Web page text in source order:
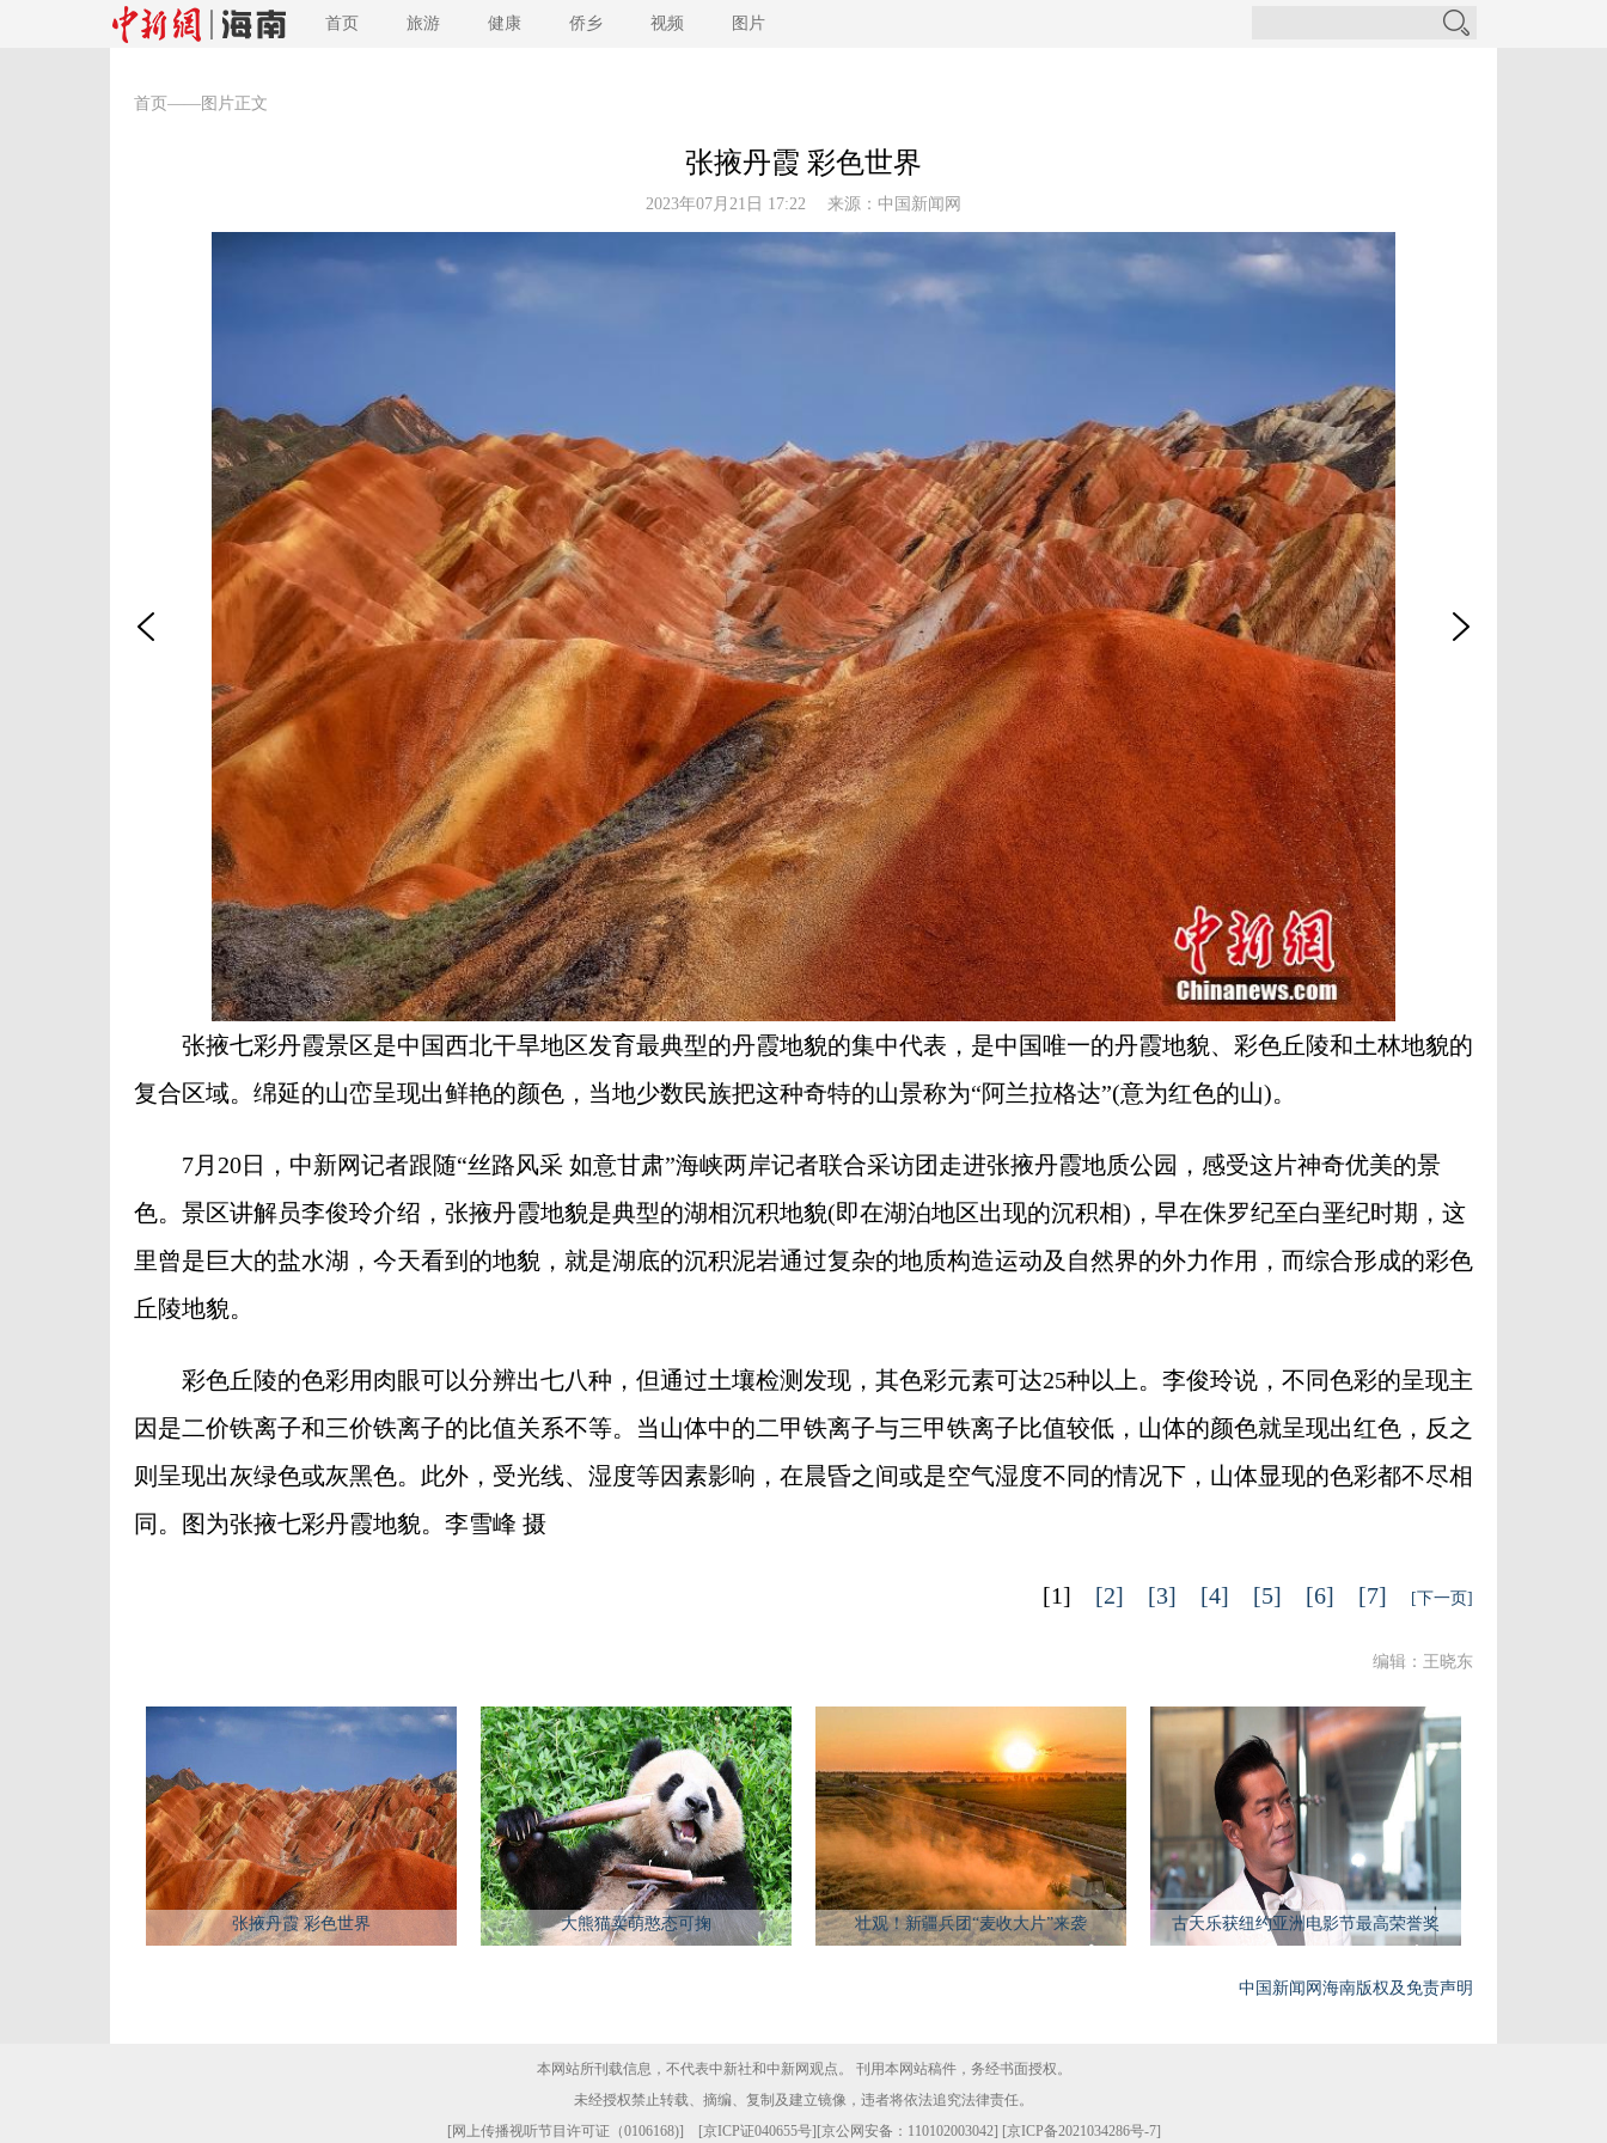
首页 旅游 健康 侨乡 视频 图片
首页 ——图片正文
张掖丹霞 彩色世界
2023年07月21日 17:22 来源： 中国新闻网
张掖七彩丹霞景区是中国西北干旱地区发育最典型的丹霞地貌的集中代表，是中国唯一的丹霞地貌、彩色丘陵和土林地貌的
复合区域。绵延的山峦呈现出鲜艳的颜色，当地少数民族把这种奇特的山景称为“阿兰拉格达”(意为红色的山)。
7月20日，中新网记者跟随“丝路风采 如意甘肃”海峡两岸记者联合采访团走进张掖丹霞地质公园，感受这片神奇优美的景
色。景区讲解员李俊玲介绍，张掖丹霞地貌是典型的湖相沉积地貌(即在湖泊地区出现的沉积相)，早在侏罗纪至白垩纪时期，这
里曾是巨大的盐水湖，今天看到的地貌，就是湖底的沉积泥岩通过复杂的地质构造运动及自然界的外力作用，而综合形成的彩色
丘陵地貌。
彩色丘陵的色彩用肉眼可以分辨出七八种，但通过土壤检测发现，其色彩元素可达25种以上。李俊玲说，不同色彩的呈现主
因是二价铁离子和三价铁离子的比值关系不等。当山体中的二甲铁离子与三甲铁离子比值较低，山体的颜色就呈现出红色，反之
则呈现出灰绿色或灰黑色。此外，受光线、湿度等因素影响，在晨昏之间或是空气湿度不同的情况下，山体显现的色彩都不尽相
同。图为张掖七彩丹霞地貌。李雪峰 摄
[1] [2] [3] [4] [5] [6] [7] [下一页]
编辑：王晓东
张掖丹霞 彩色世界 大熊猫卖萌憨态可掬 壮观！新疆兵团“麦收大片”来袭 古天乐获纽约亚洲电影节最高荣誉奖
中国新闻网海南版权及免责声明
本网站所刊载信息，不代表中新社和中新网观点。 刊用本网站稿件，务经书面授权。
未经授权禁止转载、摘编、复制及建立镜像，违者将依法追究法律责任。
[网上传播视听节目许可证（0106168)] [京ICP证040655号][京公网安备：110102003042] [京ICP备2021034286号-7]